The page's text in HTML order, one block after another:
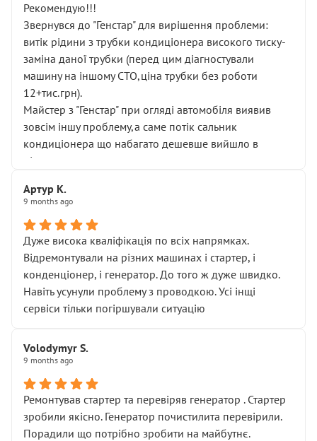
Рекомендую!!!
Звернувся до "Генстар" для вирішення проблеми:
витік рідини з трубки кондиціонера високого тиску-
заміна даної трубки (перед цим діагностували
машину на іншому СТО,ціна трубки без роботи
12+тис.грн).
Майстер з "Генстар" при огляді автомобіля виявив
зовсім іншу проблему,а саме потік сальник
кондиціонера що набагато дешевше вийшло в
підсумку.
Артур К.
9 months ago
Дуже висока кваліфікація по всіх напрямках.
Відремонтували на різних машинах і стартер, і
конденціонер, і генератор. До того ж дуже швидко.
Навіть усунули проблему з проводкою. Усі інщі
сервіси тільки погіршували ситуацію
Volodymyr S.
9 months ago
Ремонтував стартер та перевіряв генератор . Стартер
зробили якісно. Генератор почистилита перевірили.
Порадили що потрібно зробити на майбутнє.